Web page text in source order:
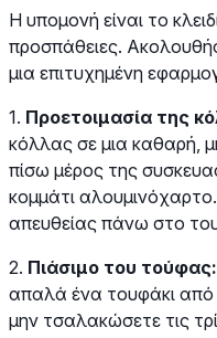
Η υπομονή είναι το
προσπάθειες.
μια επιτυχημένη
1. Προετοιμασία της
κόλλας σε μια καθαρή,
πίσω μέρος της
κομμάτι
απευθείας πάνω στο
2. Πιάσιμο του τούφας:
απαλά ένα τουφάκι
μην τσαλακώσετε τις